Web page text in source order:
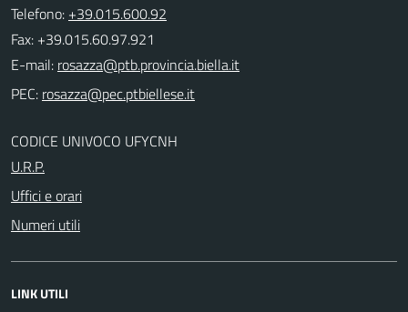
Telefono: +39.015.600.92
Fax: +39.015.60.97.921
E-mail:
PEC:
CODICE UNIVOCO UFYCNH
U.R.P.
Uffici e orari
Numeri utili
LINK UTILI